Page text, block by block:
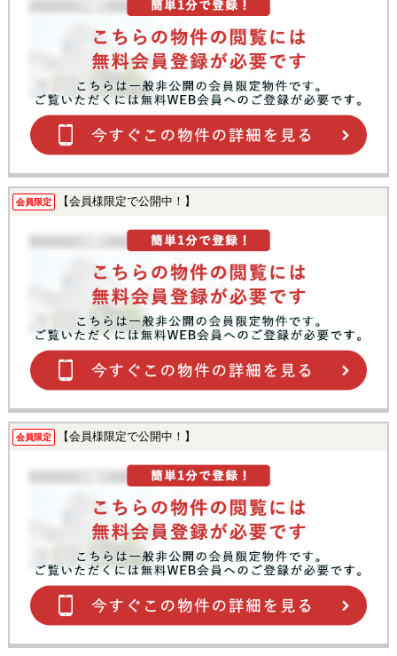
会員限定 【会員様限定で公開中！】
会員限定 【会員様限定で公開中！】